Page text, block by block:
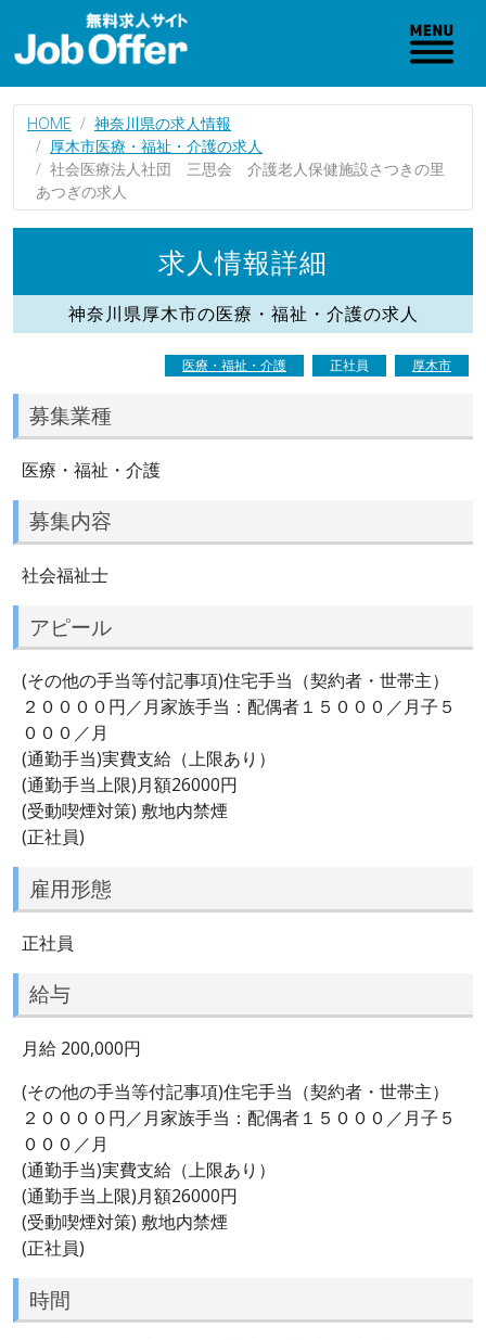
HOME
神奈川県の求人情報
厚木市医療・福祉・介護の求人
社会医療法人社団 三思会 介護老人保健施設さつきの里
あつぎの求人
求人情報詳細
神奈川県厚木市の医療・福祉・介護の求人
医療・福祉・介護 正社員 厚木市
募集業種
医療・福祉・介護
募集内容
社会福祉士
アピール
(その他の手当等付記事項)住宅手当（契約者・世帯主）
２００００円／月家族手当：配偶者１５０００／月子５
０００／月
(通勤手当)実費支給（上限あり）
(通勤手当上限)月額26000円
(受動喫煙対策) 敷地内禁煙
(正社員)
雇用形態
正社員
給与
月給 200,000円
(その他の手当等付記事項)住宅手当（契約者・世帯主）
２００００円／月家族手当：配偶者１５０００／月子５
０００／月
(通勤手当)実費支給（上限あり）
(通勤手当上限)月額26000円
(受動喫煙対策) 敷地内禁煙
(正社員)
時間